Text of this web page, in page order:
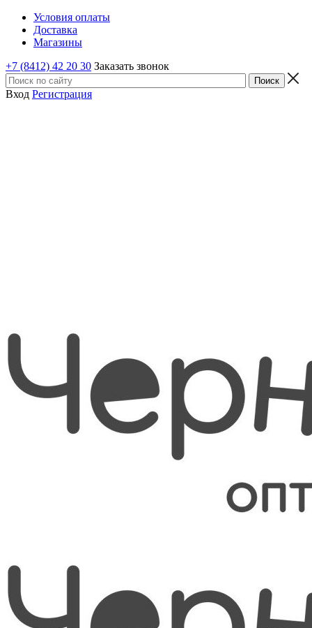
Условия оплаты
Доставка
Магазины
+7 (8412) 42 20 30 Заказать звонок
Вход Регистрация